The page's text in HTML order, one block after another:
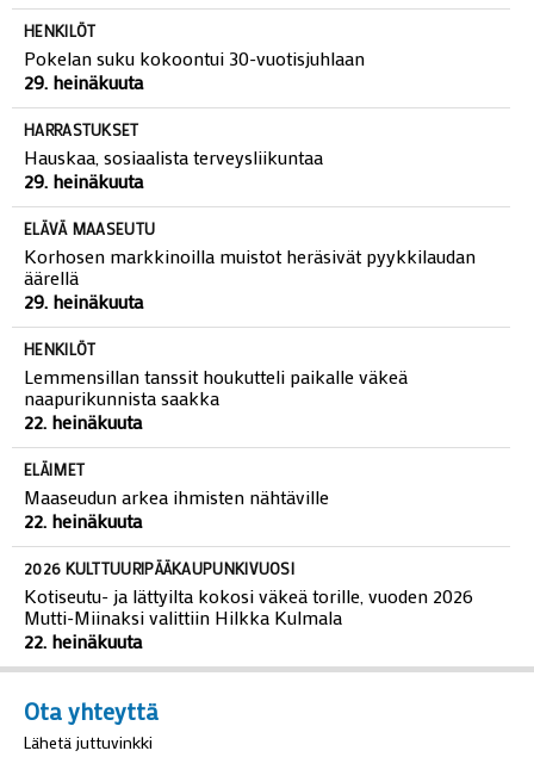
HENKILÖT
Pokelan suku kokoontui 30-vuotisjuhlaan
29. heinäkuuta
HARRASTUKSET
Hauskaa, sosiaalista terveysliikuntaa
29. heinäkuuta
ELÄVÄ MAASEUTU
Korhosen markkinoilla muistot heräsivät pyykkilaudan
äärellä
29. heinäkuuta
HENKILÖT
Lemmensillan tanssit houkutteli paikalle väkeä
naapurikunnista saakka
22. heinäkuuta
ELÄIMET
Maaseudun arkea ihmisten nähtäville
22. heinäkuuta
2026 KULTTUURIPÄÄKAUPUNKIVUOSI
Kotiseutu- ja lättyilta kokosi väkeä torille, vuoden 2026
Mutti-Miinaksi valittiin Hilkka Kulmala
22. heinäkuuta
Ota yhteyttä
Lähetä juttuvinkki